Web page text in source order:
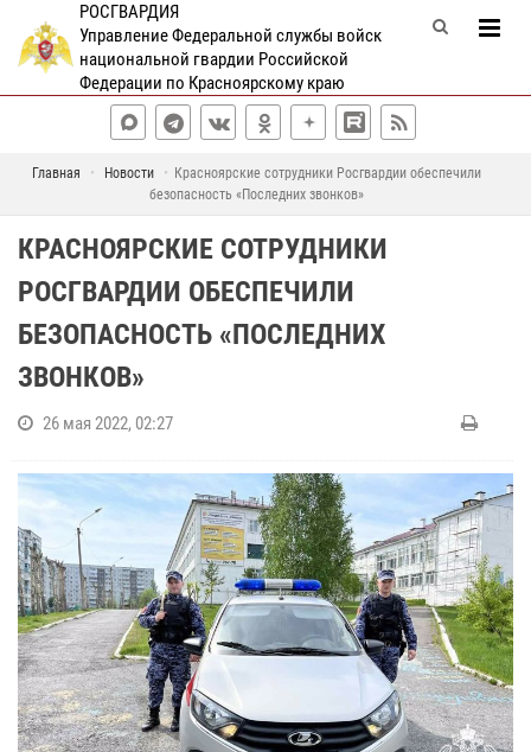
РОСГВАРДИЯ
Управление Федеральной службы войск
национальной гвардии Российской
Федерации по Красноярскому краю
Главная Новости
Красноярские сотрудники Росгвардии обеспечили
безопасность «Последних звонков»
КРАСНОЯРСКИЕ СОТРУДНИКИ
РОСГВАРДИИ ОБЕСПЕЧИЛИ
БЕЗОПАСНОСТЬ «ПОСЛЕДНИХ
ЗВОНКОВ»
26 мая 2022, 02:27